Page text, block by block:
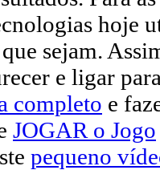
hoje
sejam.
e ligar
completo e
JOGAR o Jogo
pequeno